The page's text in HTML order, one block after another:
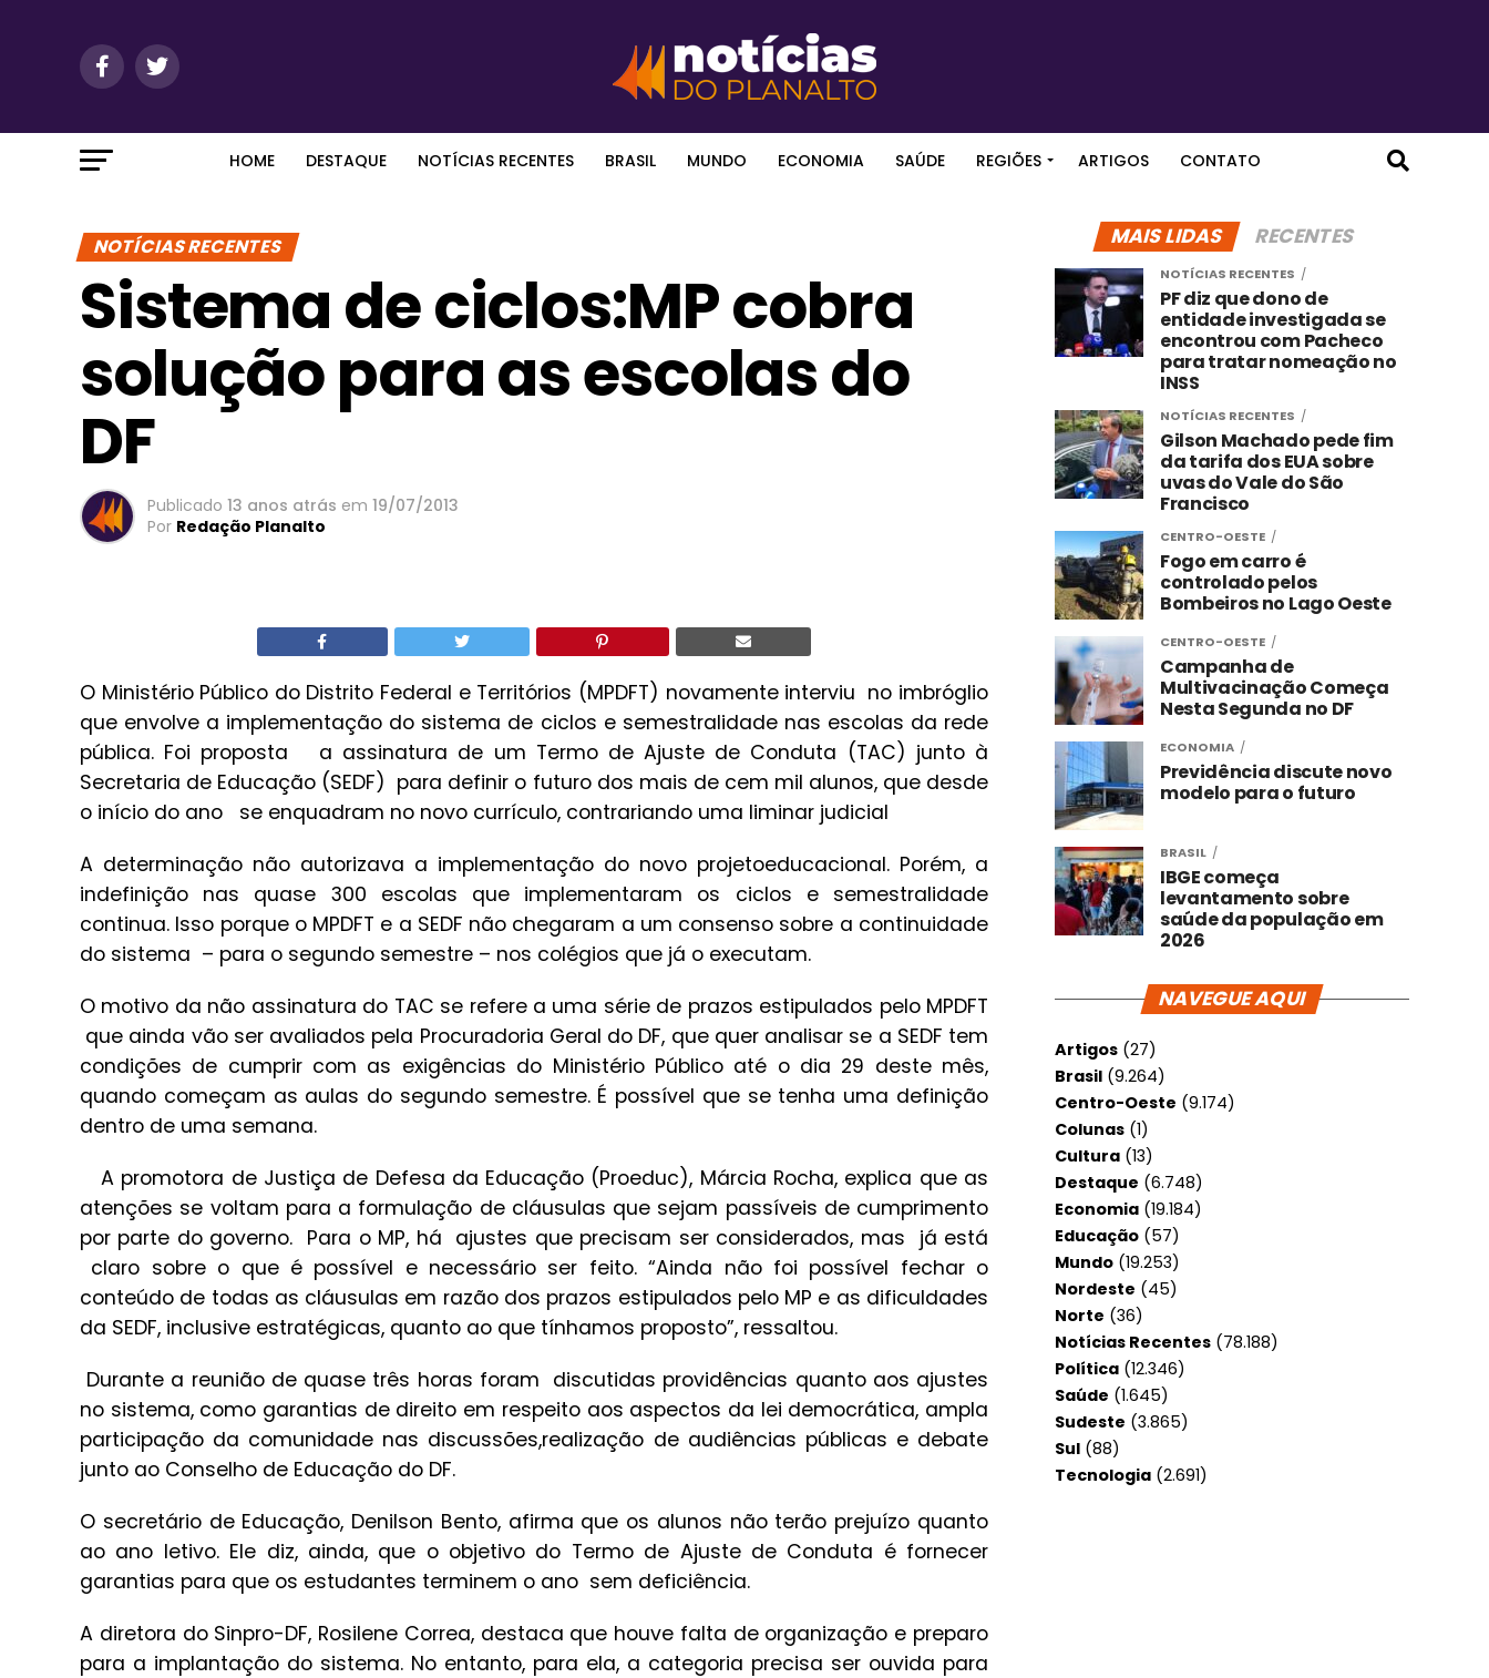
HOME DESTAQUE NOTÍCIAS RECENTES BRASIL MUNDO ECONOMIA SAÚDE REGIÕES ARTIGOS CONTATO
NOTÍCIAS RECENTES
Sistema de ciclos:MP cobra
solução para as escolas do
DF
Publicado 13 anos atrás em 19/07/2013
Por Redação Planalto
O Ministério Público do Distrito Federal e Territórios (MPDFT) novamente interviu no imbróglio
que envolve a implementação do sistema de ciclos e semestralidade nas escolas da rede
pública. Foi proposta a assinatura de um Termo de Ajuste de Conduta (TAC) junto à
Secretaria de Educação (SEDF) para definir o futuro dos mais de cem mil alunos, que desde
o início do ano se enquadram no novo currículo, contrariando uma liminar judicial
A determinação não autorizava a implementação do novo projetoeducacional. Porém, a
indefinição nas quase 300 escolas que implementaram os ciclos e semestralidade
continua. Isso porque o MPDFT e a SEDF não chegaram a um consenso sobre a continuidade
do sistema – para o segundo semestre – nos colégios que já o executam.
O motivo da não assinatura do TAC se refere a uma série de prazos estipulados pelo MPDFT
que ainda vão ser avaliados pela Procuradoria Geral do DF, que quer analisar se a SEDF tem
condições de cumprir com as exigências do Ministério Público até o dia 29 deste mês,
quando começam as aulas do segundo semestre. É possível que se tenha uma definição
dentro de uma semana.
A promotora de Justiça de Defesa da Educação (Proeduc), Márcia Rocha, explica que as
atenções se voltam para a formulação de cláusulas que sejam passíveis de cumprimento
por parte do governo. Para o MP, há ajustes que precisam ser considerados, mas já está
claro sobre o que é possível e necessário ser feito. “Ainda não foi possível fechar o
conteúdo de todas as cláusulas em razão dos prazos estipulados pelo MP e as dificuldades
da SEDF, inclusive estratégicas, quanto ao que tínhamos proposto”, ressaltou.
Durante a reunião de quase três horas foram discutidas providências quanto aos ajustes
no sistema, como garantias de direito em respeito aos aspectos da lei democrática, ampla
participação da comunidade nas discussões,realização de audiências públicas e debate
junto ao Conselho de Educação do DF.
O secretário de Educação, Denilson Bento, afirma que os alunos não terão prejuízo quanto
ao ano letivo. Ele diz, ainda, que o objetivo do Termo de Ajuste de Conduta é fornecer
garantias para que os estudantes terminem o ano sem deficiência.
A diretora do Sinpro-DF, Rosilene Correa, destaca que houve falta de organização e preparo
para a implantação do sistema. No entanto, para ela, a categoria precisa ser ouvida para
MAIS LIDAS RECENTES
NOTÍCIAS RECENTES
PF diz que dono de
entidade investigada se
encontrou com Pacheco
para tratar nomeação no
INSS
NOTÍCIAS RECENTES
Gilson Machado pede fim
da tarifa dos EUA sobre
uvas do Vale do São
Francisco
CENTRO-OESTE
Fogo em carro é
controlado pelos
Bombeiros no Lago Oeste
CENTRO-OESTE
Campanha de
Multivacinação Começa
Nesta Segunda no DF
ECONOMIA
Previdência discute novo
modelo para o futuro
BRASIL
IBGE começa
levantamento sobre
saúde da população em
2026
NAVEGUE AQUI
Artigos (27)
Brasil (9.264)
Centro-Oeste (9.174)
Colunas (1)
Cultura (13)
Destaque (6.748)
Economia (19.184)
Educação (57)
Mundo (19.253)
Nordeste (45)
Norte (36)
Notícias Recentes (78.188)
Política (12.346)
Saúde (1.645)
Sudeste (3.865)
Sul (88)
Tecnologia (2.691)